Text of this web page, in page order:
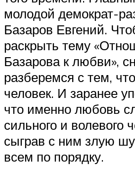
молодой демократ-
Базаров Евгений.
раскрыть тему
Базарова к любви»,
разберемся с тем,
человек. И заранее
что именно любовь
сильного и волевого
сыграв с ним злую
всем по порядку.